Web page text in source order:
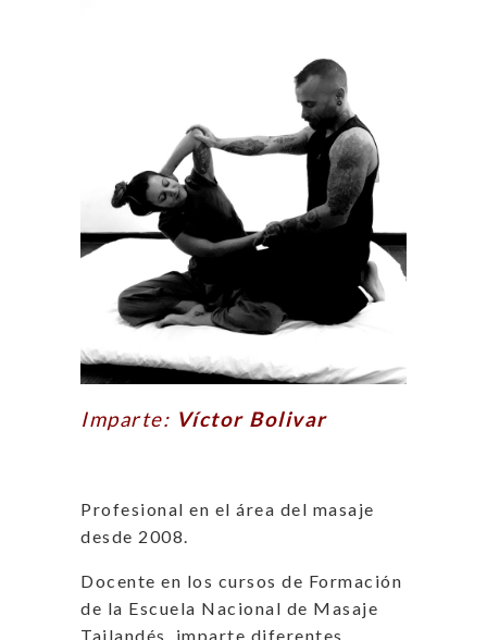
Imparte: Víctor Bolivar
Profesional en el área del masaje
desde 2008.
Docente en los cursos de Formación
de la Escuela Nacional de Masaje
Tailandés, imparte diferentes